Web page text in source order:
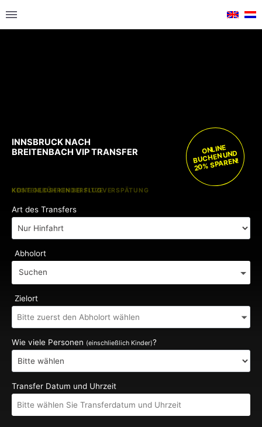
KOSTENLOSE KINDERSITZE
KEINE GEBÜHREN BEI FLUGVERSPÄTUNG
ONLINE
BUCHEN UND
20% SPAREN!
Art des Transfers
Abholort
Suchen
Zielort
Wie viele Personen (einschließlich Kinder)?
Transfer Datum und Uhrzeit
INNSBRUCK NACH
BREITENBACH VIP TRANSFER